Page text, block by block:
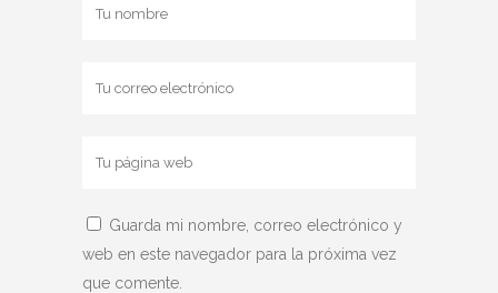
Guarda mi nombre, correo electrónico y
web en este navegador para la próxima vez
que comente.